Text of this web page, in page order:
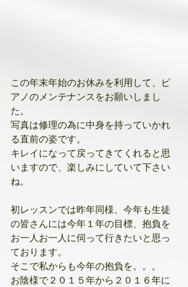
この年末年始のお休みを利用して、ピ
アノのメンテナンスをお願いしまし
た。
写真は修理の為に中身を持っていかれ
る直前の姿です。
キレイになって戻ってきてくれると思
いますので、楽しみにしていて下さい
ね。
初レッスンでは昨年同様、今年も生徒
の皆さんには今年１年の目標、抱負を
お一人お一人に伺って行きたいと思っ
ております。
そこで私からも今年の抱負を。。。
お陰様で２０１５年から２０１６年に